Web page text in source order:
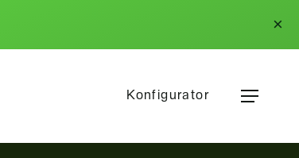
×
Konfigurator Menu